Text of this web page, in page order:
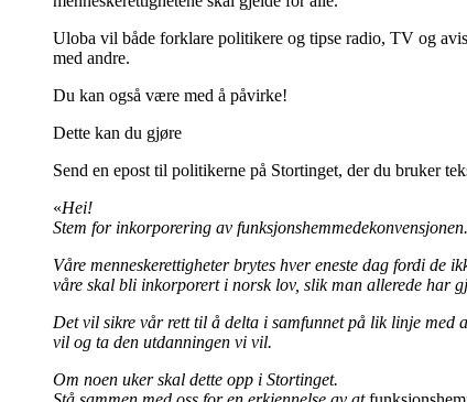
Uloba vil både forklare politikere og tipse radio, TV og
med andre.
Du kan også være med å påvirke!
Dette kan du gjøre
Send en epost til politikerne på Stortinget, der du bruker
«Hei!
Stem for inkorporering av funksjonshemmedekonvensjonen.
Våre menneskerettigheter brytes hver eneste dag fordi de
våre skal bli inkorporert i norsk lov, slik man allerede har
Det vil sikre vår rett til å delta i samfunnet på lik linje med
vil og ta den utdanningen vi vil.
Om noen uker skal dette opp i Stortinget.